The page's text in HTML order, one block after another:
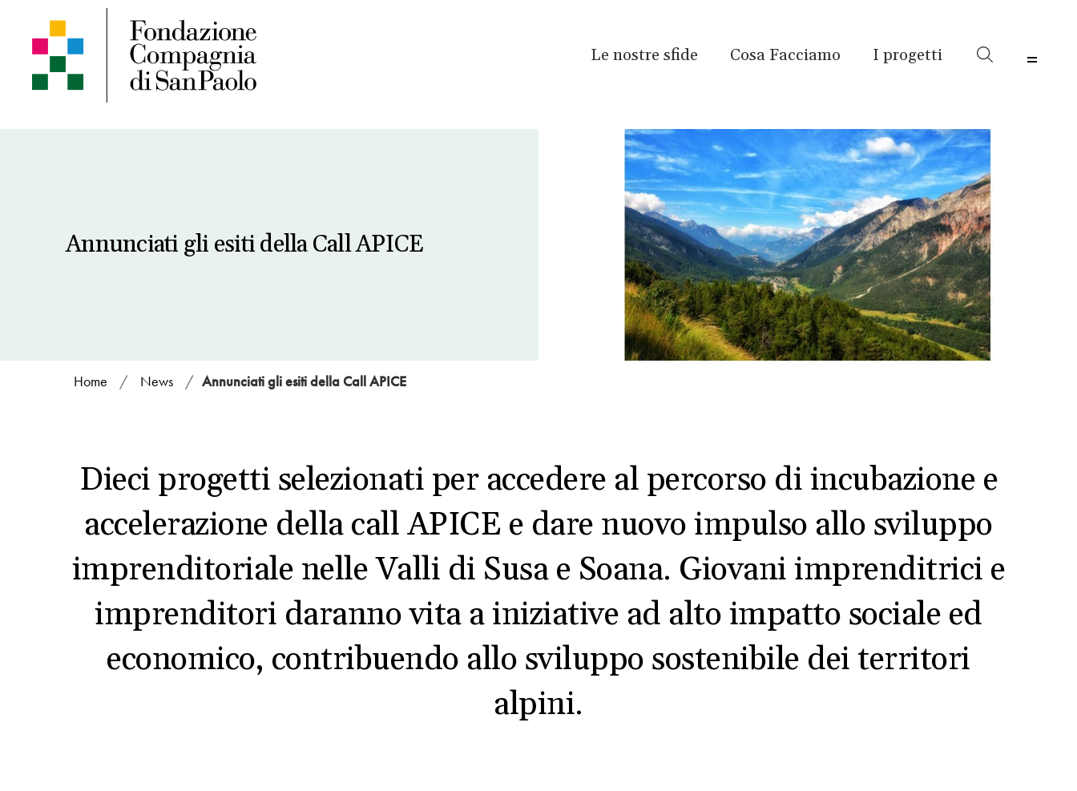
Le nostre sfide Cosa Facciamo I progetti
Annunciati gli esiti della Call APICE
Home / News / Annunciati gli esiti della Call APICE
Dieci progetti selezionati per accedere al percorso di incubazione e
accelerazione della call APICE e dare nuovo impulso allo sviluppo
imprenditoriale nelle Valli di Susa e Soana. Giovani imprenditrici e
imprenditori daranno vita a iniziative ad alto impatto sociale ed
economico, contribuendo allo sviluppo sostenibile dei territori
alpini.